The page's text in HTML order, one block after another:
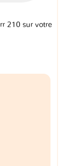
210 sur votre